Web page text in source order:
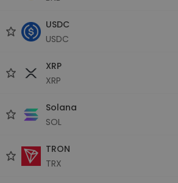
USDC
USDC
XRP
XRP
Solana
SOL
TRON
TRX